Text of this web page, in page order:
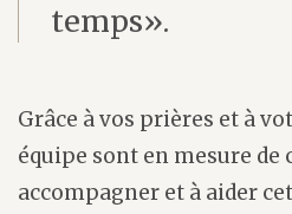
temps».
Grâce à vos prières et à
équipe sont en mesure de
accompagner et à aider